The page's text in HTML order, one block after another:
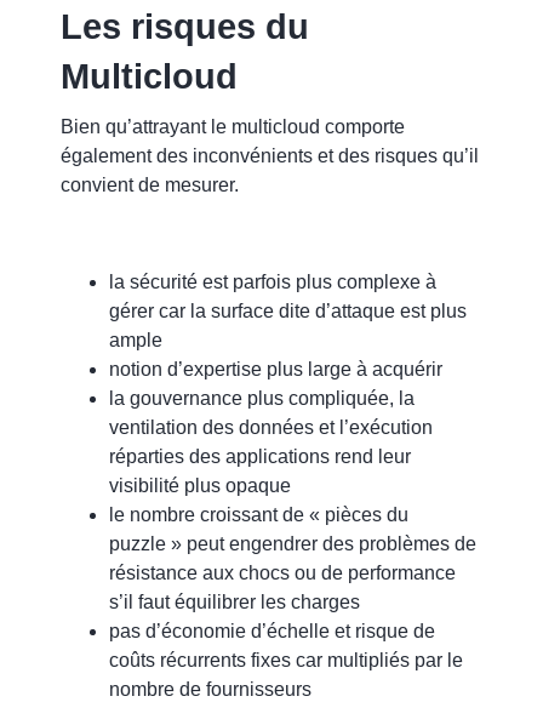
Les risques du
Multicloud
Bien qu’attrayant le multicloud comporte
également des inconvénients et des risques qu’il
convient de mesurer.
la sécurité est parfois plus complexe à
gérer car la surface dite d’attaque est plus
ample
notion d’expertise plus large à acquérir
la gouvernance plus compliquée, la
ventilation des données et l’exécution
réparties des applications rend leur
visibilité plus opaque
le nombre croissant de « pièces du
puzzle » peut engendrer des problèmes de
résistance aux chocs ou de performance
s’il faut équilibrer les charges
pas d’économie d’échelle et risque de
coûts récurrents fixes car multipliés par le
nombre de fournisseurs